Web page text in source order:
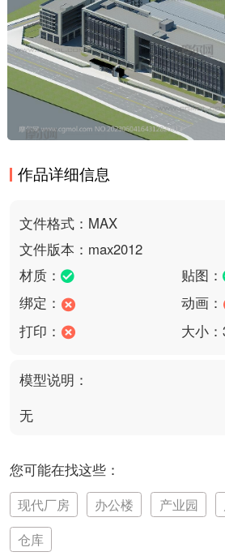
作品详细信息
文件格式：MAX
文件版本：max2012
材质：
贴图：
绑定：
动画：
打印：
大小
模型说明：
无
您可能在找这些：
现代厂房 办公楼 产业园
仓库